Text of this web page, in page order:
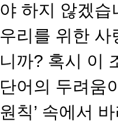
야 하지 않겠
우리를 위한
니까? 혹시 이
단어의 두려움
원칙’ 속에서